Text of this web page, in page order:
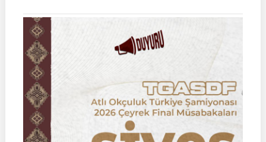
Federasyon
Müsabakası
02
Ağustos
2026
|